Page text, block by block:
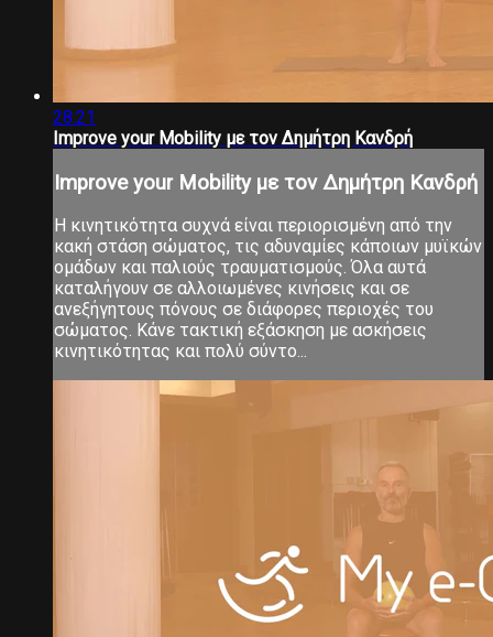
28:21
Improve your Mobility με τον Δημήτρη Κανδρή
Improve your Mobility με τον Δημήτρη Κανδρή
Η κινητικότητα συχνά είναι περιορισμένη από την
κακή στάση σώματος, τις αδυναμίες κάποιων μυϊκών
ομάδων και παλιούς τραυματισμούς. Όλα αυτά
καταλήγουν σε αλλοιωμένες κινήσεις και σε
ανεξήγητους πόνους σε διάφορες περιοχές του
σώματος. Κάνε τακτική εξάσκηση με ασκήσεις
κινητικότητας και πολύ σύντο...